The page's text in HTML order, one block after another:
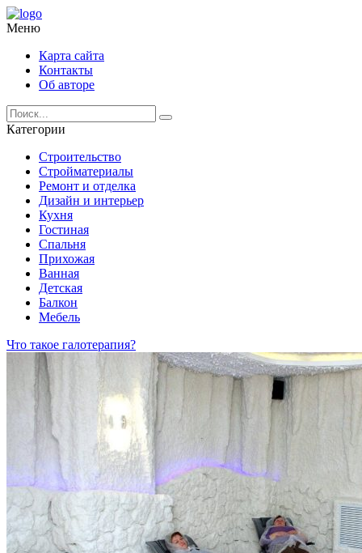
Меню
Карта сайта
Контакты
Об авторе
Категории
Строительство
Стройматериалы
Ремонт и отделка
Дизайн и интерьер
Кухня
Гостиная
Спальня
Прихожая
Ванная
Детская
Балкон
Мебель
Что такое галотерапия?